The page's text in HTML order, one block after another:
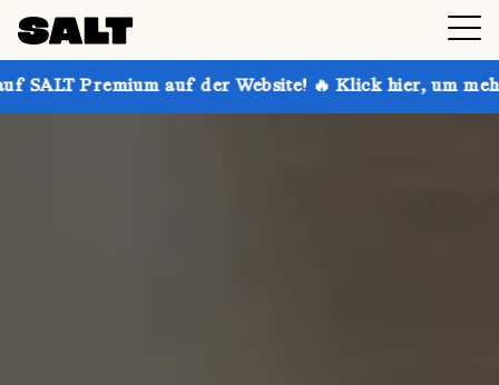
auf der Website! 🔥 Klick hier, um mehr zu erfahren